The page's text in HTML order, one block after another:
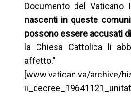
Documento del
nascenti in queste
possono essere accusati
la Chiesa Cattolica li
affetto."
[www.vatican.va/archive/